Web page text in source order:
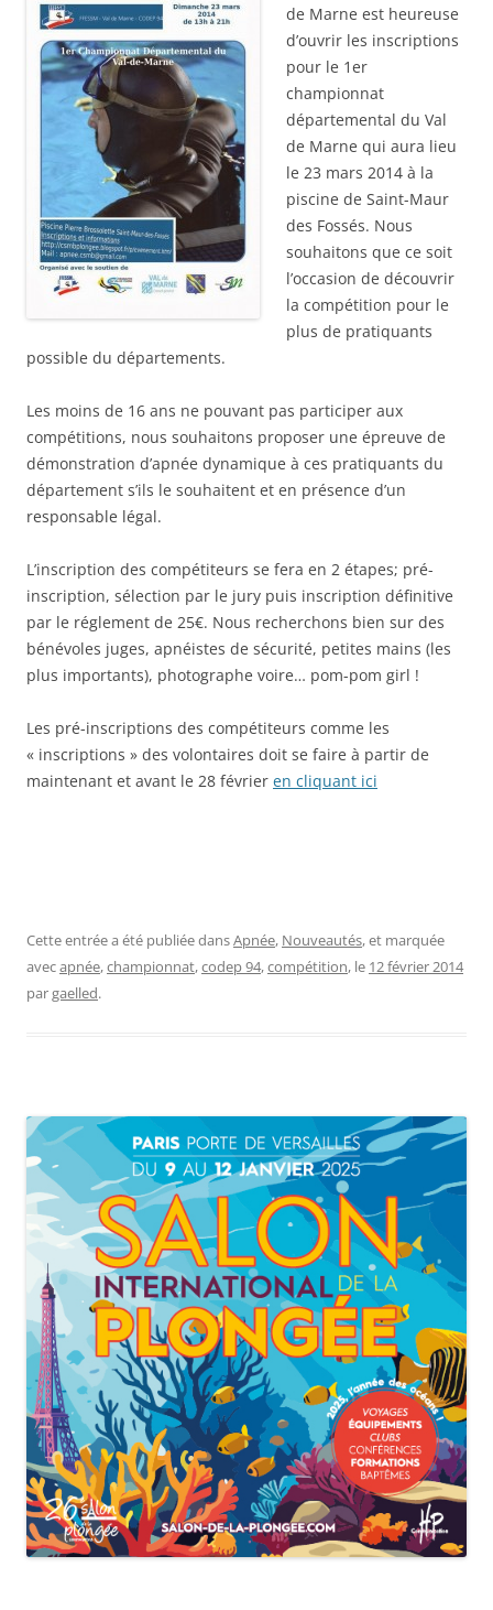
de Marne est heureuse
d’ouvrir les inscriptions
pour le 1er
championnat
départemental du Val
de Marne qui aura lieu
le 23 mars 2014 à la
piscine de Saint-Maur
des Fossés. Nous
souhaitons que ce soit
l’occasion de découvrir
la compétition pour le
plus de pratiquants
possible du départements.
Les moins de 16 ans ne pouvant pas participer aux
compétitions, nous souhaitons proposer une épreuve de
démonstration d’apnée dynamique à ces pratiquants du
département s’ils le souhaitent et en présence d’un
responsable légal.
L’inscription des compétiteurs se fera en 2 étapes; pré-
inscription, sélection par le jury puis inscription définitive
par le réglement de 25€. Nous recherchons bien sur des
bénévoles juges, apnéistes de sécurité, petites mains (les
plus importants), photographe voire… pom-pom girl !
Les pré-inscriptions des compétiteurs comme les
« inscriptions » des volontaires doit se faire à partir de
maintenant et avant le 28 février en cliquant ici
Cette entrée a été publiée dansApnée, Nouveautés, et marquée
avecapnée,championnat,codep 94,compétition, le 12 février 2014
pargaelled.